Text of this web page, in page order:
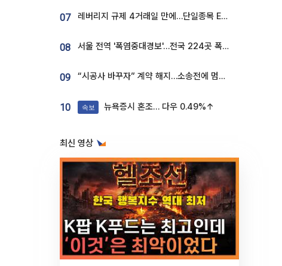
07 레버리지 규제 4거래일 만에…단일종목 ETF 거래대금 '13분의 1' 급감
08 서울 전역 '폭염중대경보'…전국 224곳 폭염특보
09 “시공사 바꾸자” 계약 해지…소송전에 멈춰 선 정비사업
10 속보 뉴욕증시 혼조… 다우 0.49%↑
최신 영상